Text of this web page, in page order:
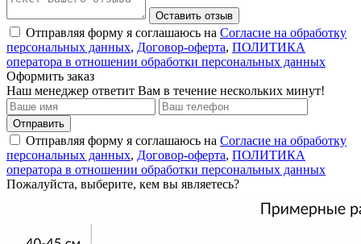
Оставить отзыв
Отправляя форму я соглашаюсь на Согласие на обработку
персональных данных, Договор-оферта, ПОЛИТИКА
оператора в отношении обработки персональных данных
Оформить заказ
Наш менеджер ответит Вам в течение нескольких минут!
Отправить
Отправляя форму я соглашаюсь на Согласие на обработку
персональных данных, Договор-оферта, ПОЛИТИКА
оператора в отношении обработки персональных данных
Пожалуйста, выберите, кем вы являетесь?